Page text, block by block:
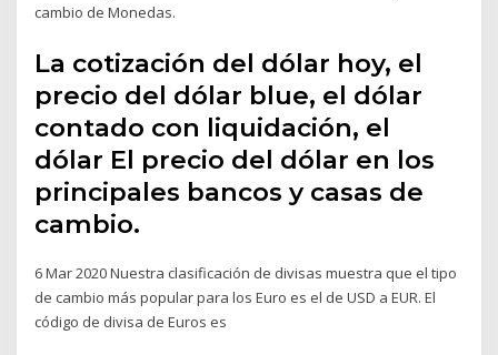
cambio de Monedas.
La cotización del dólar hoy, el
precio del dólar blue, el dólar
contado con liquidación, el
dólar El precio del dólar en los
principales bancos y casas de
cambio.
6 Mar 2020 Nuestra clasificación de divisas muestra que el tipo
de cambio más popular para los Euro es el de USD a EUR. El
código de divisa de Euros es